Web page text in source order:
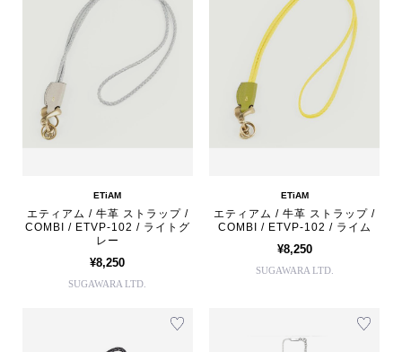
ETiAM
エティアム / 牛革 ストラップ /
COMBI / ETVP-102 / ライトグ
レー
¥8,250
SUGAWARA LTD.
ETiAM
エティアム / 牛革 ストラップ /
COMBI / ETVP-102 / ライム
¥8,250
SUGAWARA LTD.